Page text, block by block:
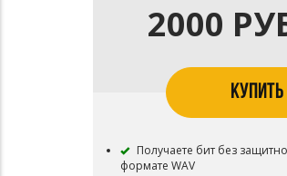
2000
КУПИТЬ
Получаете бит без
формате WAV